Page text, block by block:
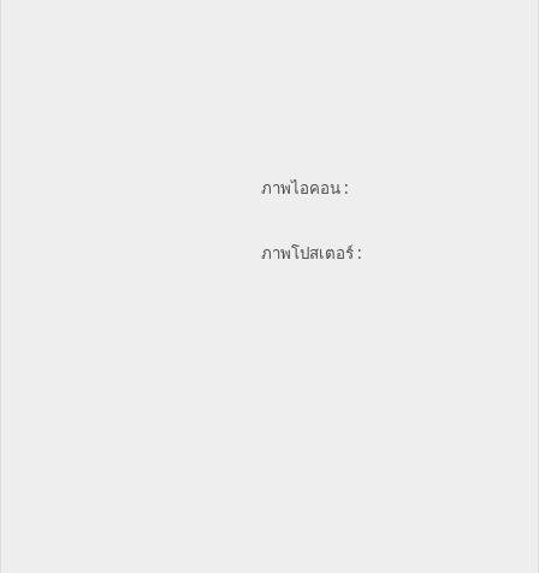
ภาพไอคอน :
ภาพโปสเตอร์ :